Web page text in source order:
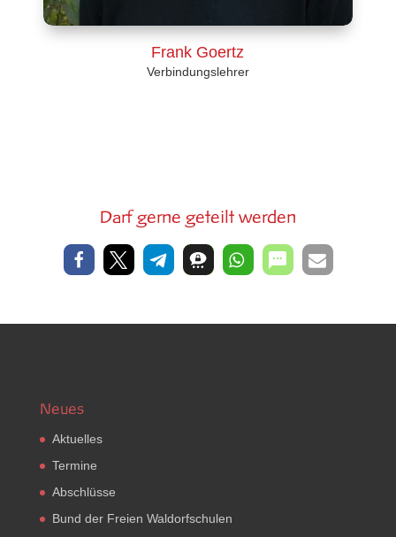
Frank Goertz
Verbindungslehrer
Darf gerne geteilt werden
Neues
Aktuelles
Termine
Abschlüsse
Bund der Freien Waldorfschulen